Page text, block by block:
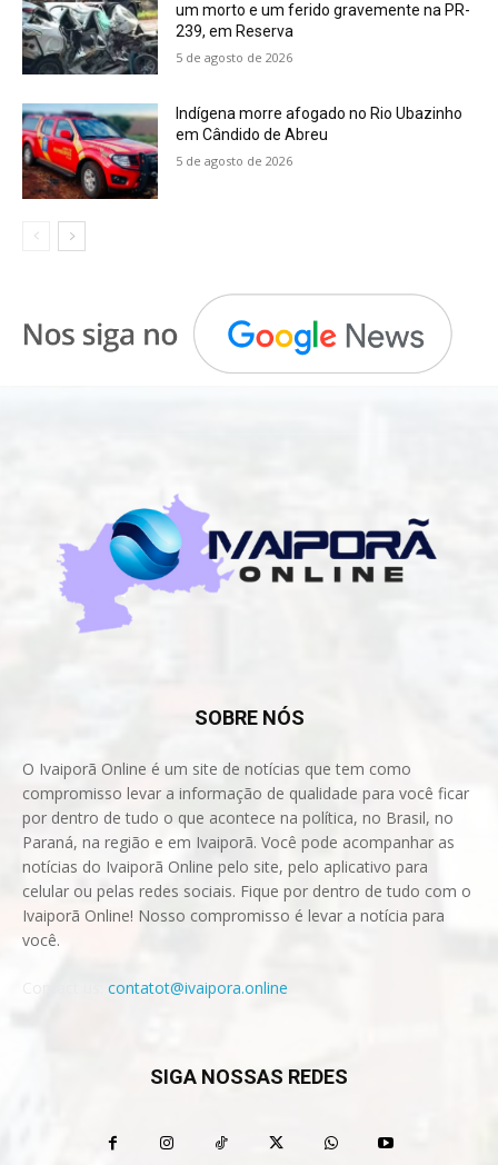
um morto e um ferido gravemente na PR-
239, em Reserva
5 de agosto de 2026
Indígena morre afogado no Rio Ubazinho
em Cândido de Abreu
5 de agosto de 2026
SOBRE NÓS
O Ivaiporã Online é um site de notícias que tem como
compromisso levar a informação de qualidade para você ficar
por dentro de tudo o que acontece na política, no Brasil, no
Paraná, na região e em Ivaiporã. Você pode acompanhar as
notícias do Ivaiporã Online pelo site, pelo aplicativo para
celular ou pelas redes sociais. Fique por dentro de tudo com o
Ivaiporã Online! Nosso compromisso é levar a notícia para
você.
contatot@ivaipora.online
SIGA NOSSAS REDES